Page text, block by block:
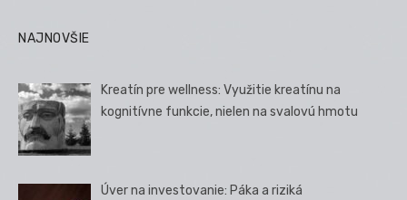
NAJNOVŠIE
Kreatín pre wellness: Využitie kreatínu na
kognitívne funkcie, nielen na svalovú hmotu
Úver na investovanie: Páka a riziká